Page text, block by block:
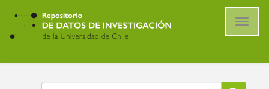
Ir
contenido
principal
Buscar